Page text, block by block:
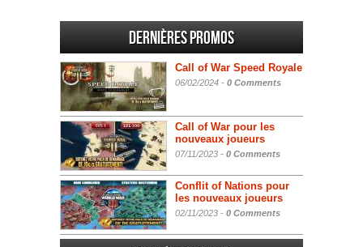
Dernières promos
Call of War Speed Royale
06/02/2024 - 0 Comments
Call of War pour les
nouveaux joueurs
07/11/2023 - 0 Comments
Conflit of Nations pour
les nouveaux joueurs
02/11/2023 - 0 Comments